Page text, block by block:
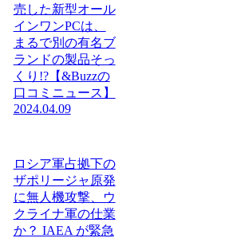
売した新型オール
インワンPCは、
まるで別の有名ブ
ランドの製品そっ
くり!?【&Buzzの
口コミニュース】
2024.04.09
ロシア軍占拠下の
ザポリージャ原発
に無人機攻撃、ウ
クライナ軍の仕業
か？ IAEA が緊急